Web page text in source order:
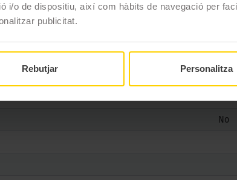
i/o de dispositiu, així com hàbits de navegació per
publicitat.
Rebutjar Personalitza
215/
Estiu
No